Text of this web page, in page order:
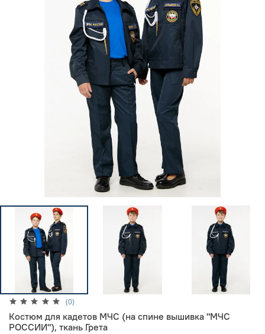
(0)
Костюм для кадетов МЧС (на спине вышивка "МЧС
РОССИИ"), ткань Грета